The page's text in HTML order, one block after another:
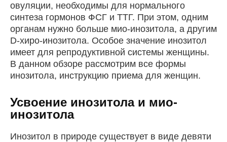
овуляции, необходимы для нормального
синтеза гормонов ФСГ и ТТГ. При этом, одним
органам нужно больше мио-инозитола, а другим
D-хиро-инозитола. Особое значение инозитол
имеет для репродуктивной системы женщины.
В данном обзоре рассмотрим все формы
инозитола, инструкцию приема для женщин.
Усвоение инозитола и мио-
инозитола
Инозитол в природе существует в виде девяти